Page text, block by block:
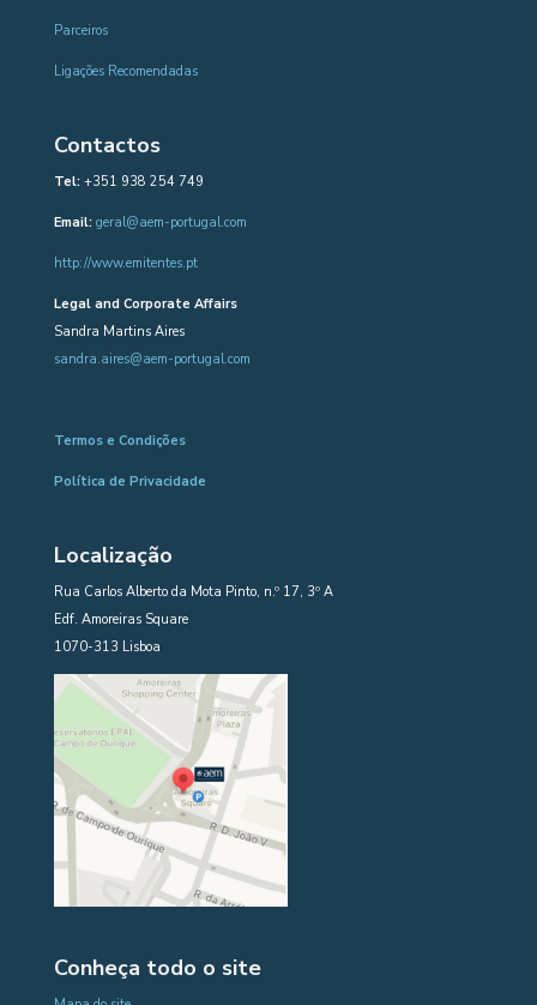
Parceiros
Ligações Recomendadas
Contactos
Tel:+351 938 254 749
Email: geral@aem-portugal.com
http://www.emitentes.pt
Legal and Corporate Affairs
Sandra Martins Aires
sandra.aires@aem-portugal.com
Termos e Condições
Política de Privacidade
Localização
Rua Carlos Alberto da Mota Pinto, n.º 17, 3º A
Edf. Amoreiras Square
1070-313 Lisboa
Conheça todo o site